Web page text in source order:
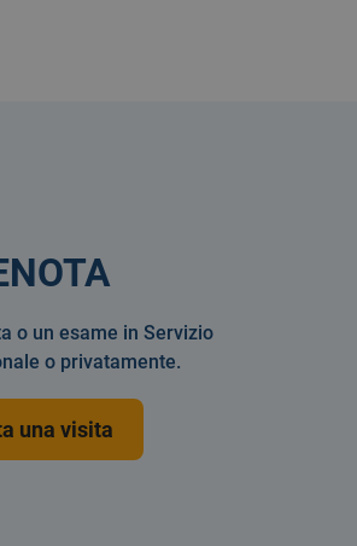
o un esame in Servizio
o privatamente.
una visita